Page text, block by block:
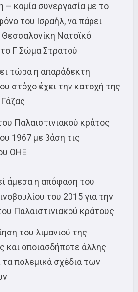
– καμία συνεργασία με το
του Ισραήλ, να πάρει
Νατοϊκό
Γ Σώμα Στρατού
τώρα η απαράδεκτη
στόχο έχει την κατοχή της
Παλαιστινιακού κράτος
1967 με βάση τις
ΟΗΕ
άμεσα η απόφαση του
του 2015 για την
Παλαιστινιακού κράτους
του λιμανιού της
και οποιασδήποτε άλλης
τα πολεμικά σχέδια των